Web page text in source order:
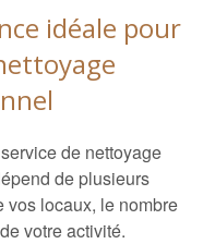
idéale pour
de nettoyage
de plusieurs
vos locaux, le nombre
votre activité.